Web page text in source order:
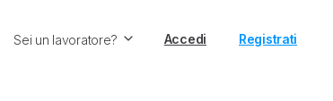
Sei un lavoratore? Accedi Registrati